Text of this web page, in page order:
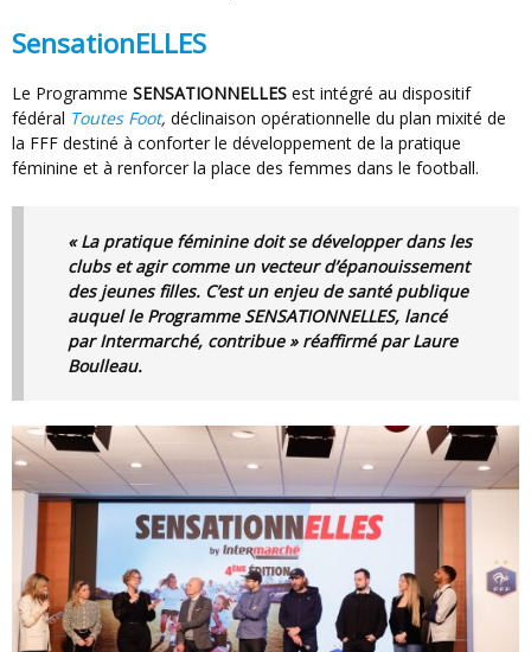
SensationELLES
Le Programme SENSATIONNELLES est intégré au dispositif
fédéral Toutes Foot, déclinaison opérationnelle du plan mixité de
la FFF destiné à conforter le développement de la pratique
féminine et à renforcer la place des femmes dans le football.
« La pratique féminine doit se développer dans les
clubs et agir comme un vecteur d’épanouissement
des jeunes filles. C’est un enjeu de santé publique
auquel le Programme SENSATIONNELLES, lancé
par Intermarché, contribue » réaffirmé par Laure
Boulleau.